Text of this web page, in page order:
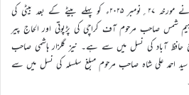
منظور احمد بخاری صاحب کو اللہ تعالیٰ نے مورخہ ۲۷؍نومبر ۲۰۲۵ء کو پہلے بیٹے کے بعد بیٹی کی
شمس صاحب مرحوم آف کراچی کی پڑپوتی اور الحاج پیر
حافظ آباد کی نسل میں سے ہے۔ نیز گلزار ہاشمی صاحب
سید احمد علی شاہ صاحب مرحوم مبلغ سلسلہ کی نسل میں سے